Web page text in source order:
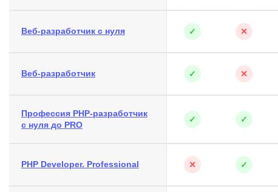
Веб-разработчик с нуля ✓ ✕
Веб-разработчик ✓ ✕
Профессия PHP-разработчик
с нуля до PRO
✓ ✓
PHP Developer. Professional ✕ ✓